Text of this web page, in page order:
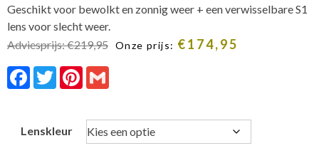
Geschikt voor bewolkt en zonnig weer + een verwisselbare S1
lens voor slecht weer.
Adviesprijs:€219,95 Onze prijs: €174,95
Facebook
TwitterPinterest
Lenskleur